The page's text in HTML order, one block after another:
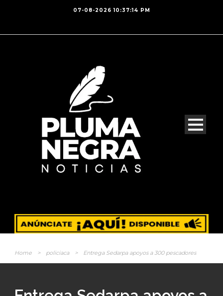
07-08-2026 10:37:14 PM
Home > policiaca > Entrega Sedarpa apoyos a 300 pescadores